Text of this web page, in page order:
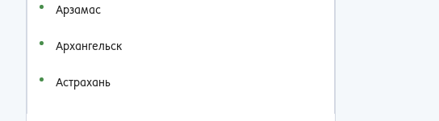
Арзамас
Архангельск
Астрахань